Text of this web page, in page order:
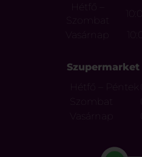
Hétfő –
Szombat
Vasárnap
Hétfő – Péntek
Szombat
Vasárnap